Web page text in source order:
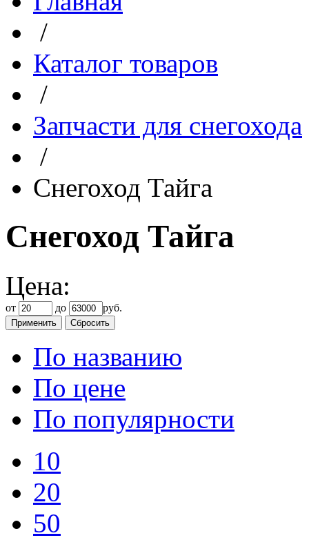
/
Каталог товаров
/
Запчасти для снегохода
/
Снегоход Тайга
Снегоход Тайга
Цена:
от до руб.
По названию
По цене
По популярности
10
20
50